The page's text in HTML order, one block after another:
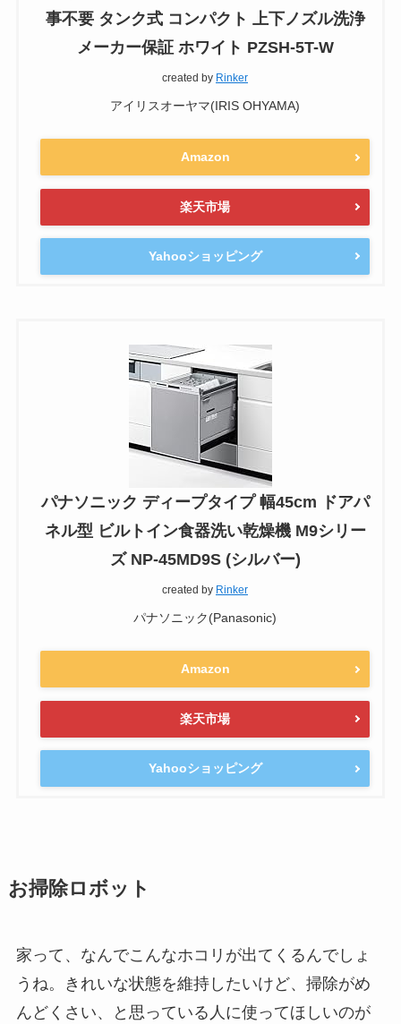
事不要 タンク式 コンパクト 上下ノズル洗浄
メーカー保証 ホワイト PZSH-5T-W
created by Rinker
アイリスオーヤマ(IRIS OHYAMA)
Amazon
楽天市場
Yahooショッピング
パナソニック ディープタイプ 幅45cm ドアパ
ネル型 ビルトイン食器洗い乾燥機 M9シリー
ズ NP-45MD9S (シルバー)
created by Rinker
パナソニック(Panasonic)
Amazon
楽天市場
Yahooショッピング
お掃除ロボット
家って、なんでこんなホコリが出てくるんでしょ
うね。きれいな状態を維持したいけど、掃除がめ
んどくさい、と思っている人に使ってほしいのが